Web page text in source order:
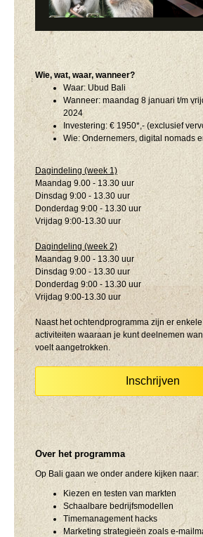
Wie, wat, waar, wanneer?
Waar: Ubud Bali
Wanneer: maandag 8 januari t/m
2024
Investering: € 1950*,- (exclusief
Wie: Ondernemers, digital nomads
Dagindeling (week 1)
Maandag 9.00 - 13.30 uur
Dinsdag 9:00 - 13.30 uur
Donderdag 9:00 - 13.30 uur
Vrijdag 9:00-13.30 uur
Dagindeling (week 2)
Maandag 9.00 - 13.30 uur
Dinsdag 9:00 - 13.30 uur
Donderdag 9:00 - 13.30 uur
Vrijdag 9:00-13.30 uur
Naast het ochtendprogramma zijn er
activiteiten waaraan je kunt deelnemen
voelt aangetrokken.
Inschrijven
Over het programma
Op Bali gaan we onder andere kijken naar:
Kiezen en testen van markten
Schaalbare bedrijfsmodellen
Timemanagement hacks
Marketing strategieën zoals e-